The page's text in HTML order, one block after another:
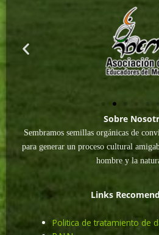
Sobre
Sembramos semillas orgánicas de
para generar un proceso cultural
hombre y la
Links
Politica de tratamiento de